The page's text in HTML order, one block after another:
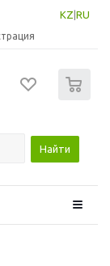
KZ RU
Найти